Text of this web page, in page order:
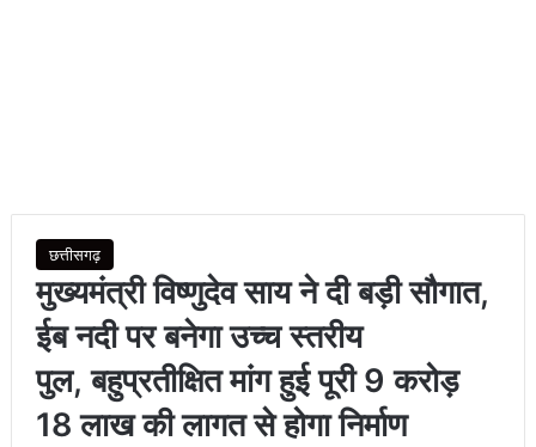
छत्तीसगढ़
मुख्यमंत्री विष्णुदेव साय ने दी बड़ी सौगात,
ईब नदी पर बनेगा उच्च स्तरीय
पुल, बहुप्रतीक्षित मांग हुई पूरी 9 करोड़
18 लाख की लागत से होगा निर्माण